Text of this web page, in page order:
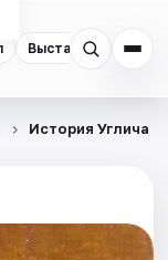
Выставки
История Углича